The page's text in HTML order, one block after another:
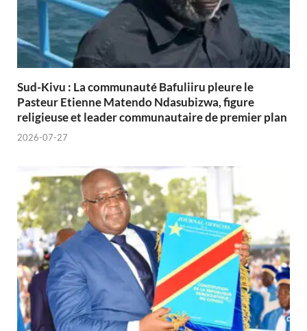
Sud-Kivu : La communauté Bafuliiru pleure le
Pasteur Etienne Matendo Ndasubizwa, figure
religieuse et leader communautaire de premier plan
2026-07-27